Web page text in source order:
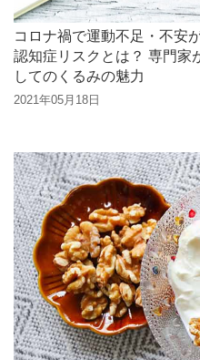
コロナ禍で運動不足・不安
認知症リスクとは？ 専門家
してのくるみの魅力
2021年05月18日